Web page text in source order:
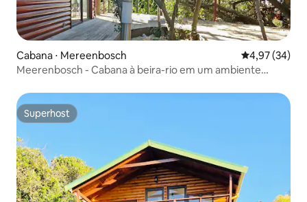
Cabana ⋅ Mereenbosch 4,97 de uma
4,97 (34)
Meerenbosch - Cabana à beira-rio em um ambiente
Superhost
Superhost